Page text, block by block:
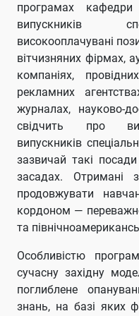
програмах кафедри
випускників
високооплачувані
вітчизняних фірмах,
компаніях,
рекламних
журналах, науково-
свідчить про
випускників
зазвичай такі
засадах. Отримані
продовжувати
кордоном —
та
Особливістю
сучасну західну
поглиблене
знань, на базі яких